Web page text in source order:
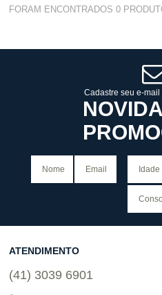
FORAM ENCONTRADOS0
Cadastre seu e-
ATENDIMENTO
(41) 3039 6901